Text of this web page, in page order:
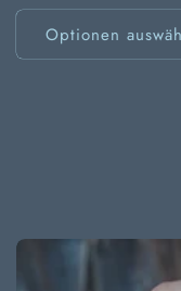
Optionen